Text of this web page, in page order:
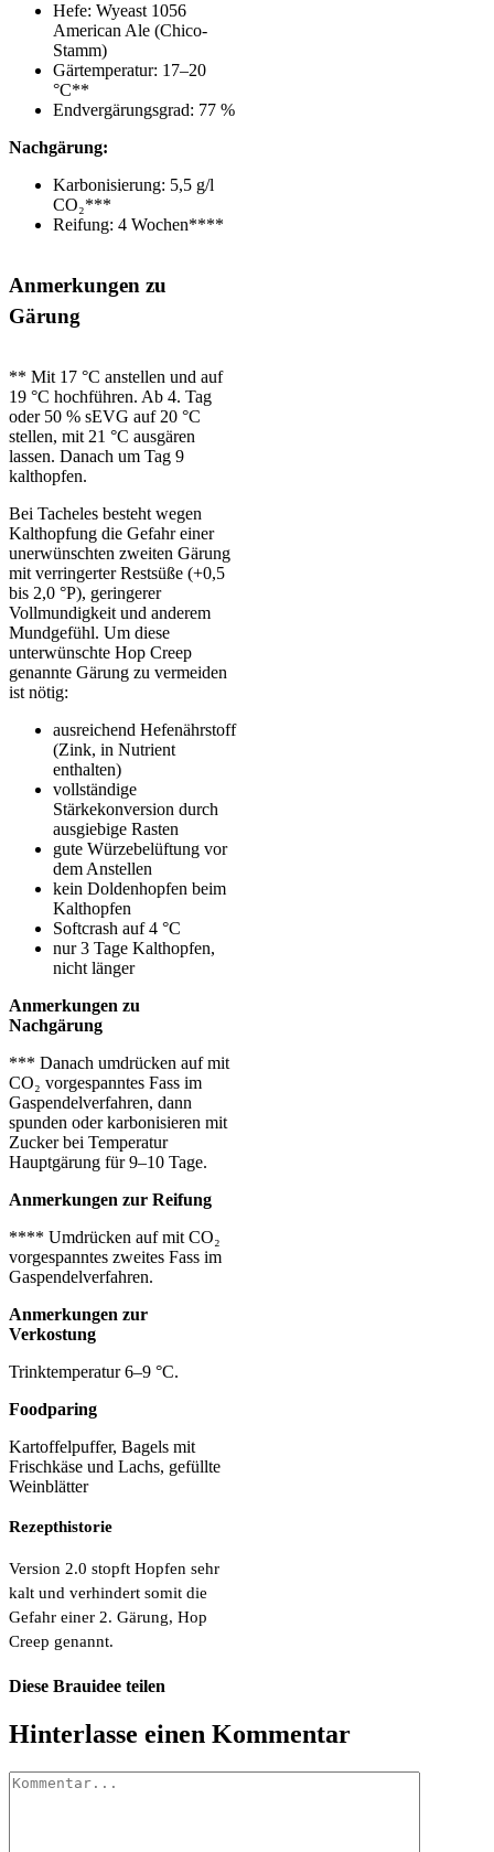
Hefe: Wyeast 1056
American Ale (Chico-
Stamm)
Gärtemperatur: 17–20
°C**
Endvergärungsgrad: 77 %
Nachgärung:
Karbonisierung: 5,5 g/l
CO₂***
Reifung: 4 Wochen****
Anmerkungen zu
Gärung
** Mit 17 °C anstellen und auf
19 °C hochführen. Ab 4. Tag
oder 50 % sEVG auf 20 °C
stellen, mit 21 °C ausgären
lassen. Danach um Tag 9
kalthopfen.
Bei Tacheles besteht wegen
Kalthopfung die Gefahr einer
unerwünschten zweiten Gärung
mit verringerter Restsüße (+0,5
bis 2,0 °P), geringerer
Vollmundigkeit und anderem
Mundgefühl. Um diese
unterwünschte Hop Creep
genannte Gärung zu vermeiden
ist nötig:
ausreichend Hefenährstoff
(Zink, in Nutrient
enthalten)
vollständige
Stärkekonversion durch
ausgiebige Rasten
gute Würzebelüftung vor
dem Anstellen
kein Doldenhopfen beim
Kalthopfen
Softcrash auf 4 °C
nur 3 Tage Kalthopfen,
nicht länger
Anmerkungen zu
Nachgärung
*** Danach umdrücken auf mit
CO₂ vorgespanntes Fass im
Gaspendelverfahren, dann
spunden oder karbonisieren mit
Zucker bei Temperatur
Hauptgärung für 9–10 Tage.
Anmerkungen zur Reifung
**** Umdrücken auf mit CO₂
vorgespanntes zweites Fass im
Gaspendelverfahren.
Anmerkungen zur
Verkostung
Trinktemperatur 6–9 °C.
Foodparing
Kartoffelpuffer, Bagels mit
Frischkäse und Lachs, gefüllte
Weinblätter
Rezepthistorie
Version 2.0 stopft Hopfen sehr
kalt und verhindert somit die
Gefahr einer 2. Gärung, Hop
Creep genannt.
Diese Brauidee teilen
Facebook
X
Pinterest
E-
Mail
Hinterlasse einen Kommentar
Kommentar